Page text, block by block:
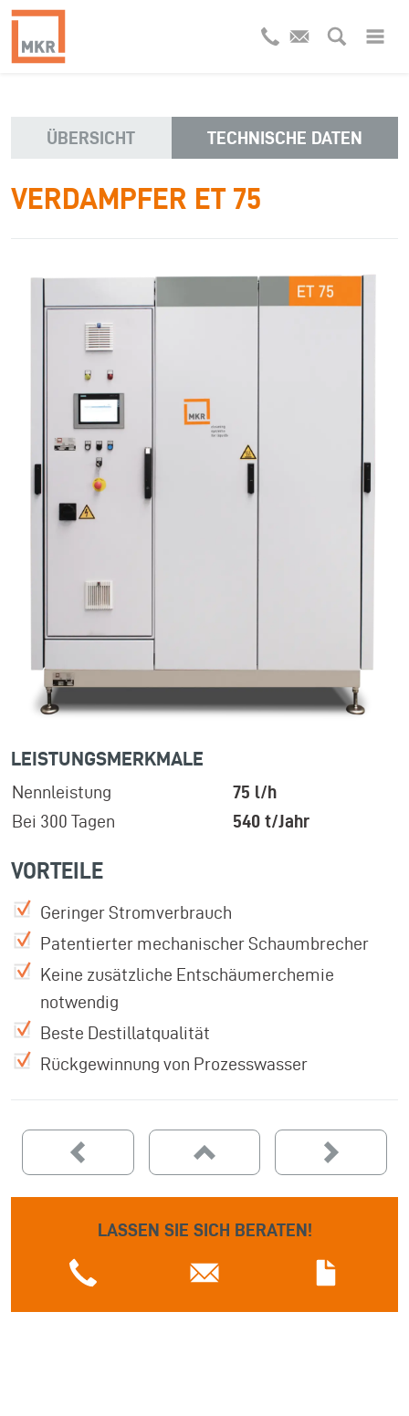
ÜBERSICHT TECHNISCHE DATEN
VERDAMPFER ET 75
LEISTUNGSMERKMALE
Nennleistung
75 l/h
Bei 300 Tagen
540 t/Jahr
VORTEILE
Geringer Stromverbrauch
Patentierter mechanischer Schaumbrecher
Keine zusätzliche Entschäumerchemie
notwendig
Beste Destillatqualität
Rückgewinnung von Prozesswasser
LASSEN SIE SICH BERATEN!